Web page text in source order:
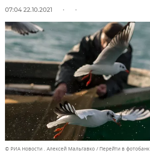
07:04 22.10.2021
© РИА Новости . Алексей Мальгавко Перейти в фотобанк